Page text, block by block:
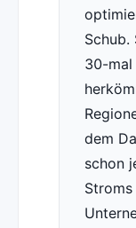
Schub.
30-mal
dem
schon